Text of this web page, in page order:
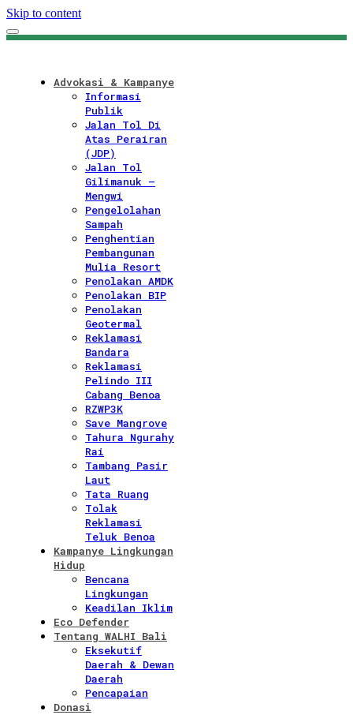
Skip to content
Advokasi & Kampanye
Informasi
Publik
Jalan Tol Di
Atas Perairan
(JDP)
Jalan Tol
Gilimanuk –
Mengwi
Pengelolahan
Sampah
Penghentian
Pembangunan
Mulia Resort
Penolakan AMDK
Penolakan BIP
Penolakan
Geotermal
Reklamasi
Bandara
Reklamasi
Pelindo III
Cabang Benoa
RZWP3K
Save Mangrove
Tahura Ngurahy
Rai
Tambang Pasir
Laut
Tata Ruang
Tolak
Reklamasi
Teluk Benoa
Kampanye Lingkungan
Hidup
Bencana
Lingkungan
Keadilan Iklim
Eco Defender
Tentang WALHI Bali
Eksekutif
Daerah & Dewan
Daerah
Pencapaian
Donasi